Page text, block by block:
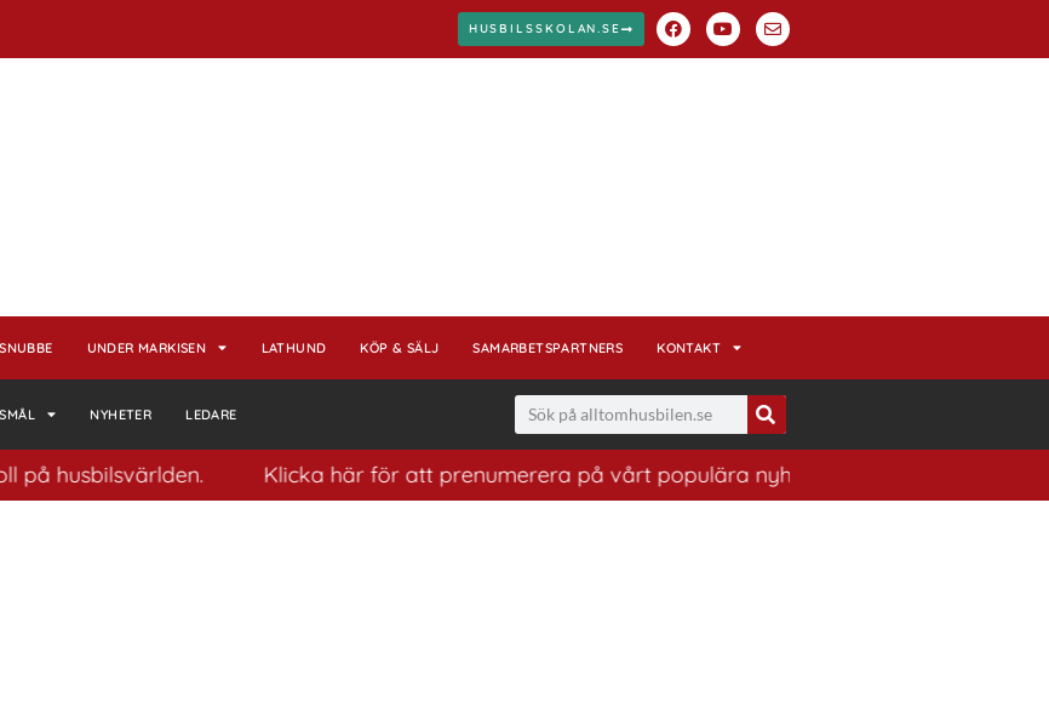
HUSBILSSKOLAN.SE
UNDER MARKISEN LATHUND KÖP & SÄLJ SAMARBETSPARTNERS KONTAKT
NYHETER LEDARE
Klicka här för att prenumerera på vårt populära nyhetsbrev. Ett bra sätt att ha koll